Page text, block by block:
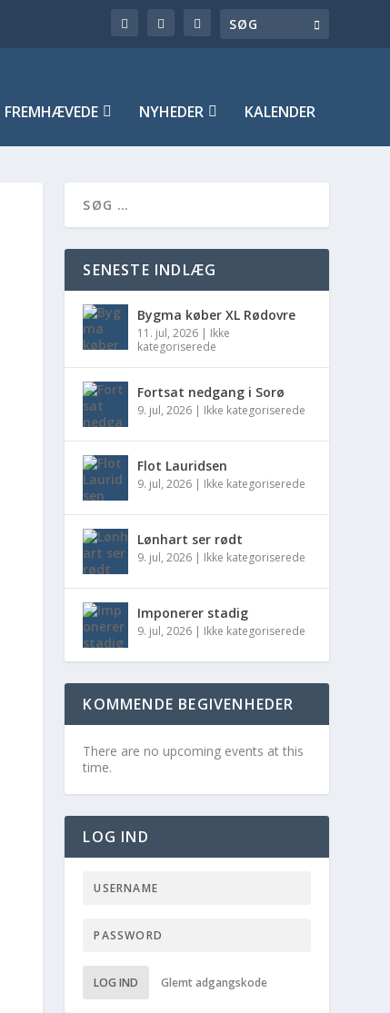
FREMHÆVEDE NYHEDER KALENDER
SENESTE INDLÆG
Bygma køber XL Rødovre
11. jul, 2026 | Ikke
kategoriserede
Fortsat nedgang i Sorø
9. jul, 2026 | Ikke kategoriserede
Flot Lauridsen
9. jul, 2026 | Ikke kategoriserede
Lønhart ser rødt
9. jul, 2026 | Ikke kategoriserede
Imponerer stadig
9. jul, 2026 | Ikke kategoriserede
KOMMENDE BEGIVENHEDER
There are no upcoming events at this
time.
LOG IND
LOG IND Glemt adgangskode